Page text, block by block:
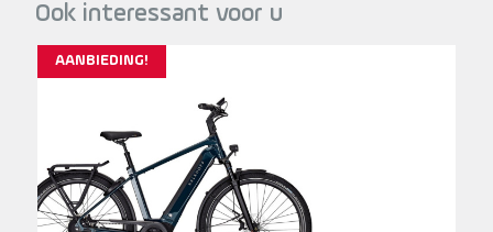
Ook interessant voor u
AANBIEDING!